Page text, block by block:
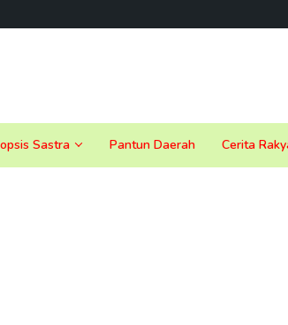
Sastra Pantun Daerah Cerita